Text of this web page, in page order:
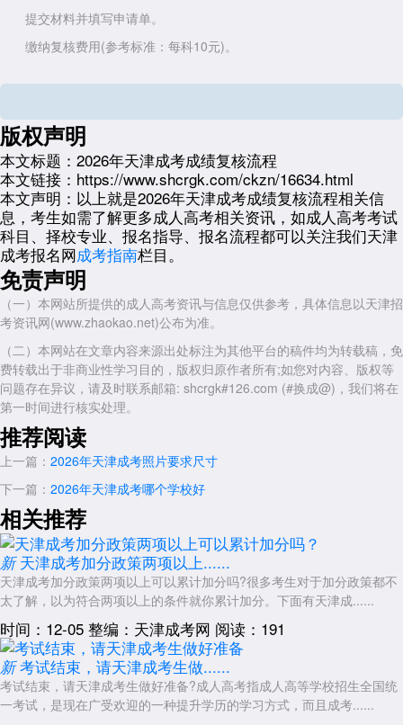
提交材料并填写申请单。
缴纳复核费用(参考标准：每科10元)。
可以复核：考生个人信息是否匹配、答卷是否为本人作答、是否有漏
评、小题得分是否漏统、总分合成是否有误。
不可复核：试题评阅的宽严程度，即评分标准的执行尺度不在复核范
围内。
温馨提示
最终依据：以上流程为预测信息，2026年最终的复核时间、地点和
具体要求，请务必以天津市教育招生考试院在成绩公布后发布的官方通知
为准。
结果通知：复核工作结束后，通常由区招办通过电话或短信等方式通
知考生本人，不会出具书面报告。
以上就是关于：“2026年天津成考成绩复核流程”的简单介绍，想了解
更多内容，可以持续关注天津成人高考网www.shcrgk.com
展开全文
版权声明
本文标题： 2026年天津成考成绩复核流程
本文链接： https://www.shcrgk.com/ckzn/16634.html
本文声明： 以上就是2026年天津成考成绩复核流程相关信
息，考生如需了解更多成人高考相关资讯，如成人高考考试
科目、择校专业、报名指导、报名流程都可以关注我们天津
成考报名网成考指南栏目。
免责声明
（一）本网站所提供的成人高考资讯与信息仅供参考，具体信息以天津招
考资讯网(www.zhaokao.net)公布为准。
（二）本网站在文章内容来源出处标注为其他平台的稿件均为转载稿，免
费转载出于非商业性学习目的，版权归原作者所有;如您对内容、版权等
问题存在异议，请及时联系邮箱: shcrgk#126.com (#换成@)，我们将在
第一时间进行核实处理。
推荐阅读
上一篇： 2026年天津成考照片要求尺寸
下一篇： 2026年天津成考哪个学校好
相关推荐
新 天津成考加分政策两项以上......
天津成考加分政策两项以上可以累计加分吗?很多考生对于加分政策都不
太了解，以为符合两项以上的条件就你累计加分。下面有天津成......
时间：12-05 整编：天津成考网 阅读：191
新 考试结束，请天津成考生做......
考试结束，请天津成考生做好准备?成人高考指成人高等学校招生全国统
一考试，是现在广受欢迎的一种提升学历的学习方式，而且成考......